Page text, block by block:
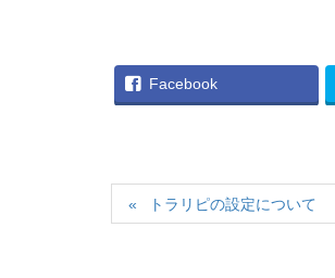
Facebook
トラリピの設定について